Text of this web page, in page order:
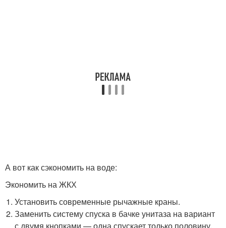
А вот как сэкономить на воде:
Экономить на ЖКХ
Установить современные рычажные краны.
Заменить систему спуска в бачке унитаза на вариант
с двумя кнопками — одна спускает только половину,